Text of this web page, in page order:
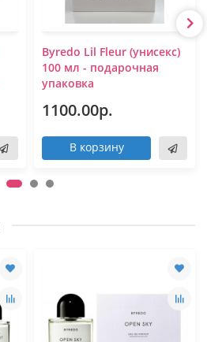
Byredo Lil Fleur (унисекс)
100 мл - подарочная
упаковка
1100.00р.
В корзину